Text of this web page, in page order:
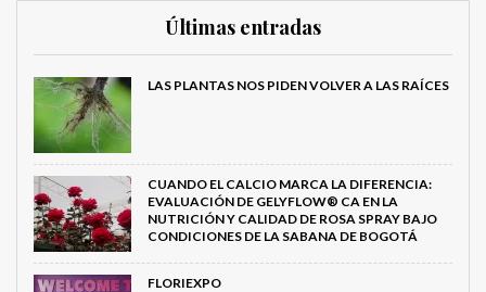
Últimas entradas
LAS PLANTAS NOS PIDEN VOLVER A LAS RAÍCES
CUANDO EL CALCIO MARCA LA DIFERENCIA:
EVALUACIÓN DE GELYFLOW® CA EN LA
NUTRICIÓN Y CALIDAD DE ROSA SPRAY BAJO
CONDICIONES DE LA SABANA DE BOGOTÁ
FLORIEXPO